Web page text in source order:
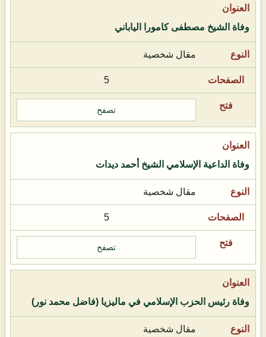
وفاة الشيخ مصطفى كامورا الياباني
مقال شخصية
5
تصفح
وفاة الداعية الإسلامي الشيخ أحمد ديدات
مقال شخصية
5
تصفح
وفاة رئيس الحزب الإسلامي في ماليزيا (فاضل محمد نور)
مقال شخصية